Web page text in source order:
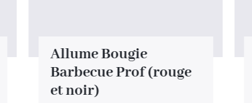
Allume Bougie
Barbecue Prof (rouge
et noir)